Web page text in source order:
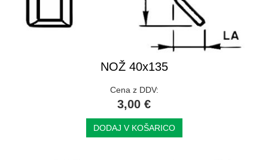
NOŽ 40x135
Cena z DDV:
3,00 €
DODAJ V KOŠARICO